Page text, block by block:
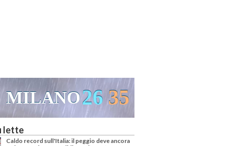
MILANO26 35
lette
Caldo record sull'Italia: il peggio deve ancora